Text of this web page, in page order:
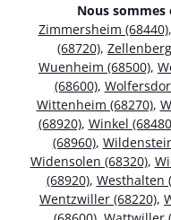
Nous
Zimmersheim (68440),
(68720),
Wuenheim (68500),
(68600),
Wittenheim (68270),
(68920), Winkel
(68960),
Widensolen (68320),
(68920), Westhalten
Wentzwiller (68220),